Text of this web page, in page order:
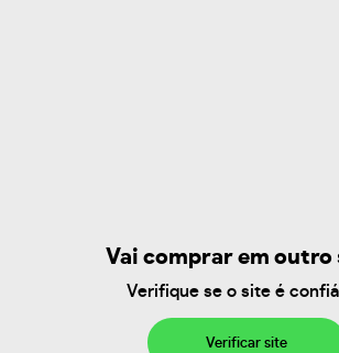
Vai comprar em outro
Verifique se o site é
Verificar site